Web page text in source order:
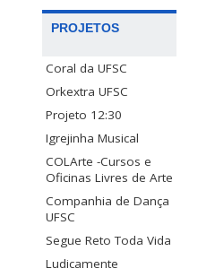
PROJETOS
Coral da UFSC
Orkextra UFSC
Projeto 12:30
Igrejinha Musical
COLArte -Cursos e
Oficinas Livres de Arte
Companhia de Dança
UFSC
Segue Reto Toda Vida
Ludicamente